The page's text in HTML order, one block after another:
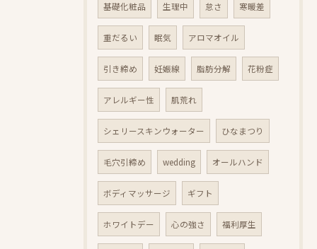
基礎化粧品 生理中 怠さ 寒暖差
重だるい 眠気 アロマオイル
引き締め 妊娠線 脂肪分解 花粉症
アレルギー性 肌荒れ
シェリースキンウォーター ひなまつり
毛穴引締め wedding オールハンド
ボディマッサージ ギフト
ホワイトデー 心の強さ 福利厚生